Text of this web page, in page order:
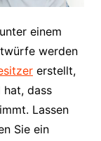
einem
werden
erstellt,
hat, dass
Lassen
Sie ein